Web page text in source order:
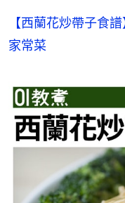
【西蘭花炒帶子食
家常菜